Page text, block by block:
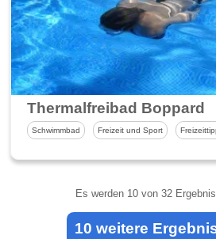
Thermalfreibad Boppard
Schwimmbad Freizeit und Sport
Es werden 10von 32
10 weitere